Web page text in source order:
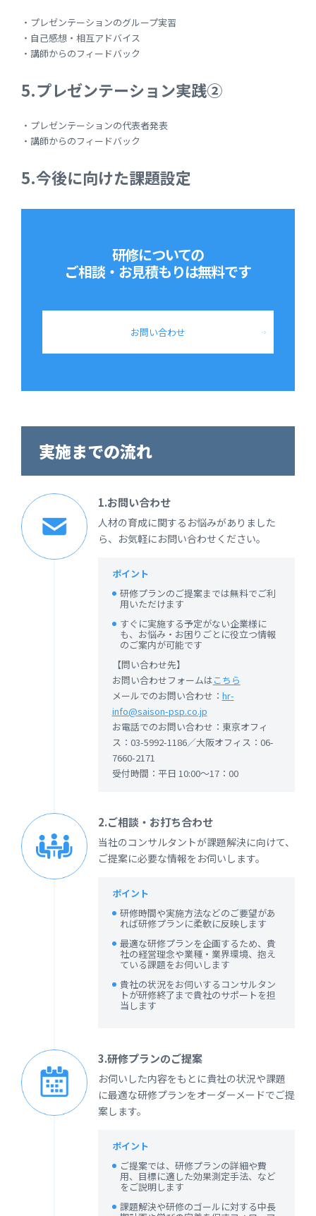
・プレゼンテーションのグループ実習
・自己感想・相互アドバイス
・講師からのフィードバック
5.プレゼンテーション実践②
・プレゼンテーションの代表者発表
・講師からのフィードバック
5.今後に向けた課題設定
研修についての
ご相談・お見積もりは無料です
お問い合わせ
実施までの流れ
1.お問い合わせ
人材の育成に関するお悩みがありました
ら、お気軽にお問い合わせください。
ポイント
研修プランのご提案までは無料でご利
用いただけます
すぐに実施する予定がない企業様に
も、お悩み・お困りごとに役立つ情報
のご案内が可能です
【問い合わせ先】
お問い合わせフォームはこちら
メールでのお問い合わせ： hr-
info@saison-psp.co.jp
お電話でのお問い合わせ：東京オフィ
ス：03-5992-1186／大阪オフィス：06-
7660-2171
受付時間：平日 10:00～17：00
2.ご相談・お打ち合わせ
当社のコンサルタントが課題解決に向けて、
ご提案に必要な情報をお伺いします。
ポイント
研修時間や実施方法などのご要望があ
れば研修プランに柔軟に反映します
最適な研修プランを企画するため、貴
社の経営理念や業種・業界環境、抱え
ている課題をお伺いします
貴社の状況をお伺いするコンサルタン
トが研修終了まで貴社のサポートを担
当します
3.研修プランのご提案
お伺いした内容をもとに貴社の状況や課題
に最適な研修プランをオーダーメードでご提
案します。
ポイント
ご提案では、研修プランの詳細や費
用、目標に適した効果測定手法、など
をご説明します
課題解決や研修のゴールに対する中長